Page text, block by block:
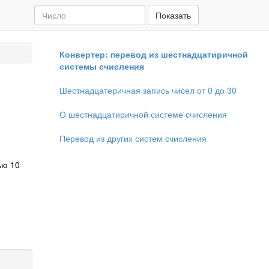
Показать
10
Конвертер: перевод из шестнадцатиричной
системы счисления
Шестнадцатеричная запись чисел от 0 до 30
О шестнадцатиричной системе счисления
Перевод из других систем счисления